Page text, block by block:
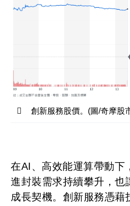
創新服務股價。(圖/奇摩股
在AI、高效能運算帶動下
進封裝需求持續攀升，也
成長契機。創新服務憑藉